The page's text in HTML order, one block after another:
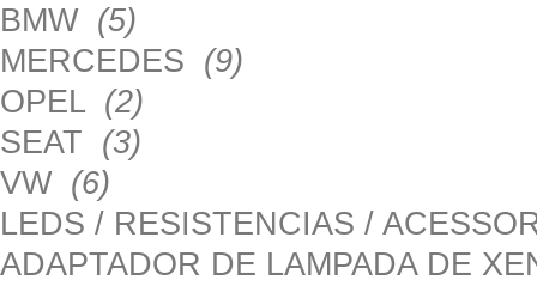
BMW (5)
MERCEDES (9)
OPEL (2)
SEAT (3)
VW (6)
LEDS / RESISTENCIAS /
ADAPTADOR DE LAMPADA DE